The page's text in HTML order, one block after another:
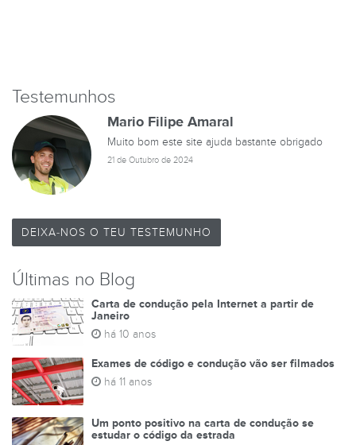
Testemunhos
Mario Filipe Amaral
Muito bom este site ajuda bastante obrigado
21 de Outubro de 2024
DEIXA-NOS O TEU TESTEMUNHO
Últimas no Blog
Carta de condução pela Internet a partir de
Janeiro
há 10 anos
Exames de código e condução vão ser filmados
há 11 anos
Um ponto positivo na carta de condução se
estudar o código da estrada